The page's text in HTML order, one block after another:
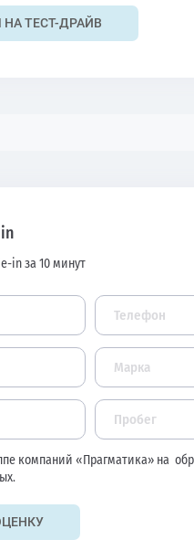
ТЕСТ-ДРАЙВ
in за 10 минут
компаний «Прагматика» на